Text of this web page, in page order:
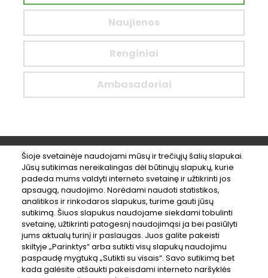
Naujienos
Renginiai
Ambasadoriai
#LikeBikeKaunas
© 2018 Kauno miesto savivaldybė
ATSISIŲSTI LOGOTIPĄ
Šioje svetainėje naudojami mūsų ir trečiųjų šalių slapukai.
Jūsų sutikimas nereikalingas dėl būtinųjų slapukų, kurie
padeda mums valdyti interneto svetainę ir užtikrinti jos
apsaugą, naudojimo. Norėdami naudoti statistikos,
analitikos ir rinkodaros slapukus, turime gauti jūsų
sutikimą. Šiuos slapukus naudojame siekdami tobulinti
svetainę, užtikrinti patogesnį naudojimąsi ja bei pasiūlyti
jums aktualų turinį ir paslaugas. Juos galite pakeisti
skiltyje „Parinktys“ arba sutikti visų slapukų naudojimu
paspaudę mygtuką „Sutikti su visais“. Savo sutikimą bet
kada galėsite atšaukti pakeisdami interneto naršyklės